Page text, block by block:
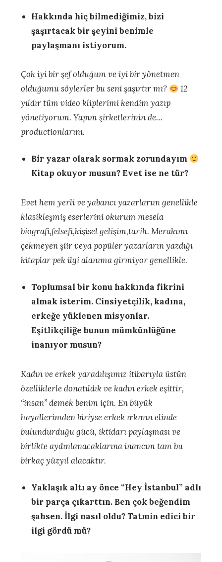
Hakkında hiç bilmediğimiz, bizi
şaşırtacak bir şeyini benimle
paylaşmanı istiyorum.
Çok iyi bir şef olduğum ve iyi bir yönetmen
olduğumu söylerler bu seni şaşırtır mı?
12
yıldır tüm video kliplerimi kendim yazıp
yönetiyorum. Yapım şirketlerinin de…
productionlarını.
Bir yazar olarak sormak zorundayım
Kitap okuyor musun? Evet ise ne tür?
Evet hem yerli ve yabancı yazarlarıın genellikle
klasikleşmiş eserlerini okurum mesela
biografi,felsefi,kişisel gelişim,tarih. Merakımı
çekmeyen şiir veya popüler yazarların yazdığı
kitaplar pek ilgi alanıma girmiyor genellikle.
Toplumsal bir konu hakkında fikrini
almak isterim. Cinsiyetçilik, kadına,
erkeğe yüklenen misyonlar.
Eşitlikçiliğe bunun mümkünlüğüne
inanıyor musun?
Kadın ve erkek yaradılışımız itibarıyla üstün
özelliklerle donatıldık ve kadın erkek eşittir,
“insan” demek benim için. En büyük
hayallerimden biriyse erkek ırkının elinde
bulundurduğu gücü, iktidarı paylaşması ve
birlikte aydınlanacaklarına inancım tam bu
birkaç yüzyıl alacaktır.
Yaklaşık altı ay önce “Hey İstanbul” adlı
bir parça çıkarttın. Ben çok beğendim
şahsen. İlgi nasıl oldu? Tatmin edici bir
ilgi gördü mü?